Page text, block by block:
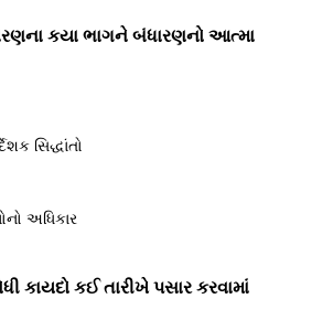
કયા ભાગને બંધારણનો આત્મા
સિદ્ધાંતો
અધિકાર
કાયદો કઈ તારીખે પસાર કરવામાં